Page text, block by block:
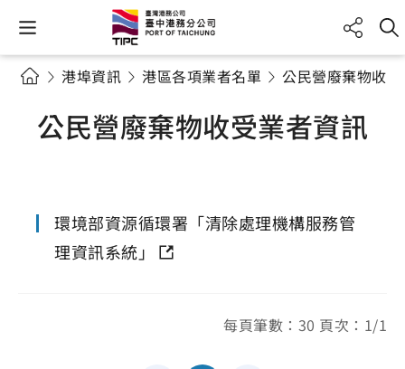
港埠資訊 港區各項業者名單 公民營廢棄物收
公民營廢棄物收受業者資訊
環境部資源循環署「清除處理機構服務管
理資訊系統」
每頁筆數：30 頁次：1/1